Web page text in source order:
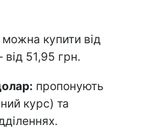
купити від
51,95 грн.
пропонують
курс) та